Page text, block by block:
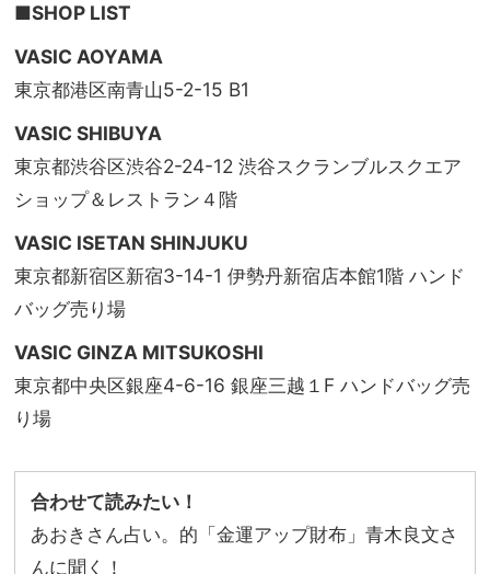
■SHOP LIST
VASIC AOYAMA
東京都港区南青山5-2-15 B1
VASIC SHIBUYA
東京都渋谷区渋谷2-24-12 渋谷スクランブルスクエア
ショップ＆レストラン４階
VASIC ISETAN SHINJUKU
東京都新宿区新宿3-14-1 伊勢丹新宿店本館1階 ハンド
バッグ売り場
VASIC GINZA MITSUKOSHI
東京都中央区銀座4-6-16 銀座三越１F ハンドバッグ売
り場
合わせて読みたい！
あおきさん占い。的「金運アップ財布」青木良文さ
んに聞く！